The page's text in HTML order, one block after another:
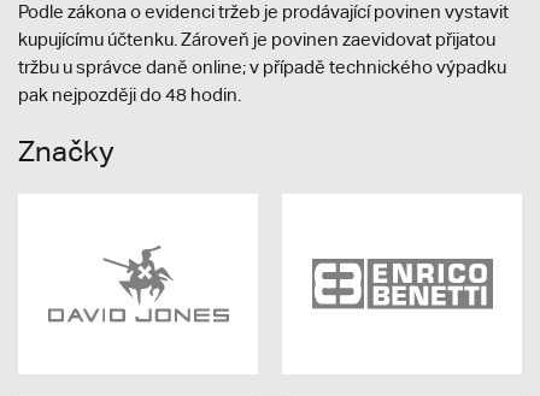
Podle zákona o evidenci tržeb je prodávající povinen vystavit
kupujícímu účtenku. Zároveň je povinen zaevidovat přijatou
tržbu u správce daně online; v případě technického výpadku
pak nejpozději do 48 hodin.
Značky